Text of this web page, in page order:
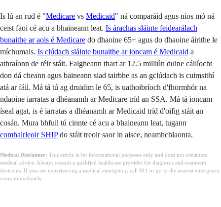
Is lú an rud é "Medicare vs Medicaid" ná comparáid agus níos mó ná
ceist faoi cé acu a bhaineann leat. Is árachas sláinte feidearálach
bunaithe ar aois é Medicare do dhaoine 65+ agus do dhaoine áirithe le
míchumais. Is clúdach sláinte bunaithe ar ioncam é Medicaid a
athraíonn de réir stáit. Faigheann thart ar 12.5 milliún duine cáilíocht
don dá cheann agus baineann siad tairbhe as an gclúdach is cuimsithí
atá ar fáil. Má tá tú ag druidim le 65, is uathoibríoch d'fhormhór na
ndaoine iarratas a dhéanamh ar Medicare tríd an SSA. Má tá ioncam
íseal agat, is é iarratas a dhéanamh ar Medicaid tríd d'oifig stáit an
cosán. Mura bhfuil tú cinnte cé acu a bhaineann leat, tugann
comhairleoir SHIPdo stáit treoir saor in aisce, neamhchlaonta.
Medical Disclaimer: This article is for informational purposes only and does not constitute
medical advice. Always consult a qualified healthcare provider for diagnosis and treatment
decisions. If you are experiencing a medical emergency, call 911 or go to the nearest emergency
room immediately.